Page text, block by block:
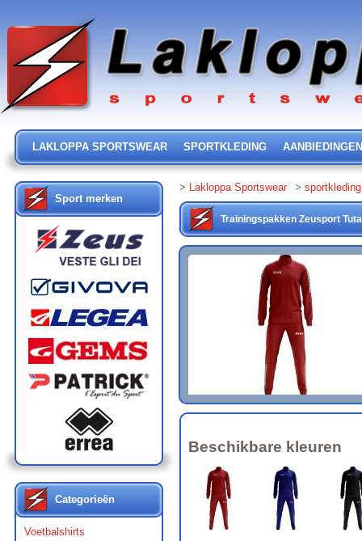
LAKLOPPA SPORTSWEAR SPORTKLEDING AANBIEDINGEN
Sport merken
Categorieën
Voetbalshirts
> Lakloppa Sportswear > sportkleding
Trainingspakken Zeusport
Beschikbare kleuren